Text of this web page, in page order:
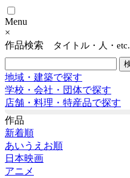
Menu
×
作品検索
タイトル・人・etc.
地域・建築で探す
学校・会社・団体で探す
店舗・料理・特産品で探す
作品
新着順
あいうえお順
日本映画
アニメ